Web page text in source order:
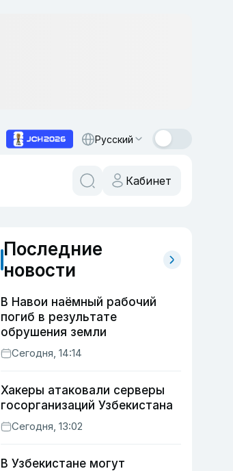
Русский
Кабинет
Последние
новости
В Навои наёмный рабочий
погиб в результате
обрушения земли
Сегодня, 14:14
Хакеры атаковали серверы
госорганизаций Узбекистана
Сегодня, 13:02
В Узбекистане могут